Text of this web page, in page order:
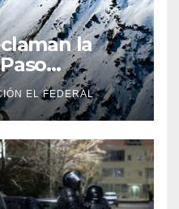
la
EL FEDERAL